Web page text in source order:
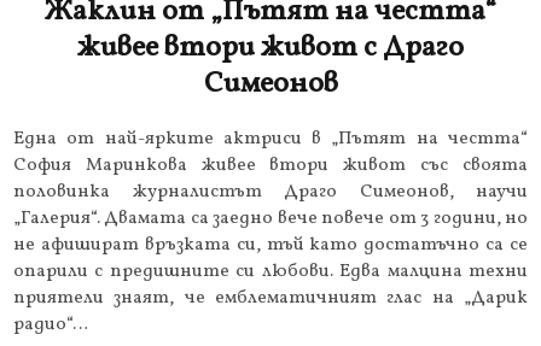
Жаклин от „Пътят на честта“
живее втори живот с Драго
Симеонов
Една от най-ярките актриси в „Пътят на честта“
София Маринкова живее втори живот със своята
половинка журналистът Драго Симеонов, научи
„Галерия“. Двамата са заедно вече повече от 3 години, но
не афишират връзката си, тъй като достатъчно са се
опарили с предишните си любови. Едва малцина техни
приятели знаят, че емблематичният глас на „Дарик
радио“…